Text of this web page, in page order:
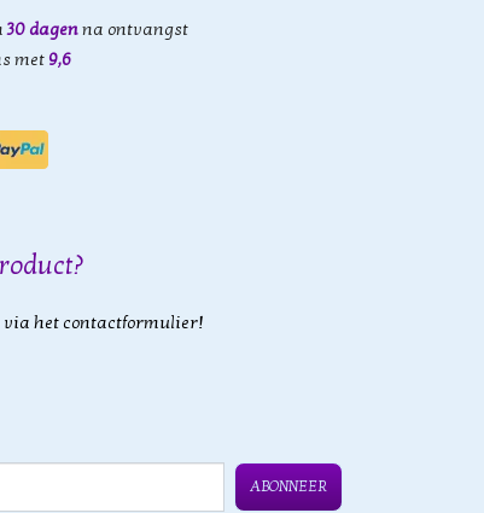
30 dagenna ontvangst
met 9,6
via het contactformulier!
ABONNEER